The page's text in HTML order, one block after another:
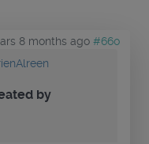
8 months ago #660
by